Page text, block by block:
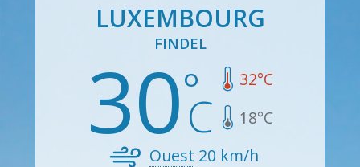
LUXEMBOURG
FINDEL
30 32°C
18°C
Ouest 20 km/h